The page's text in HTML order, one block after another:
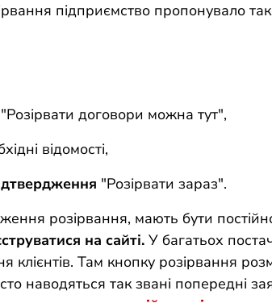
підприємство пропонувало
договори можна тут",
відомості,
"Розірвати зараз".
розірвання, мають бути
на сайті. У багатьох
клієнтів. Там кнопку розірвання
наводяться так звані попередні